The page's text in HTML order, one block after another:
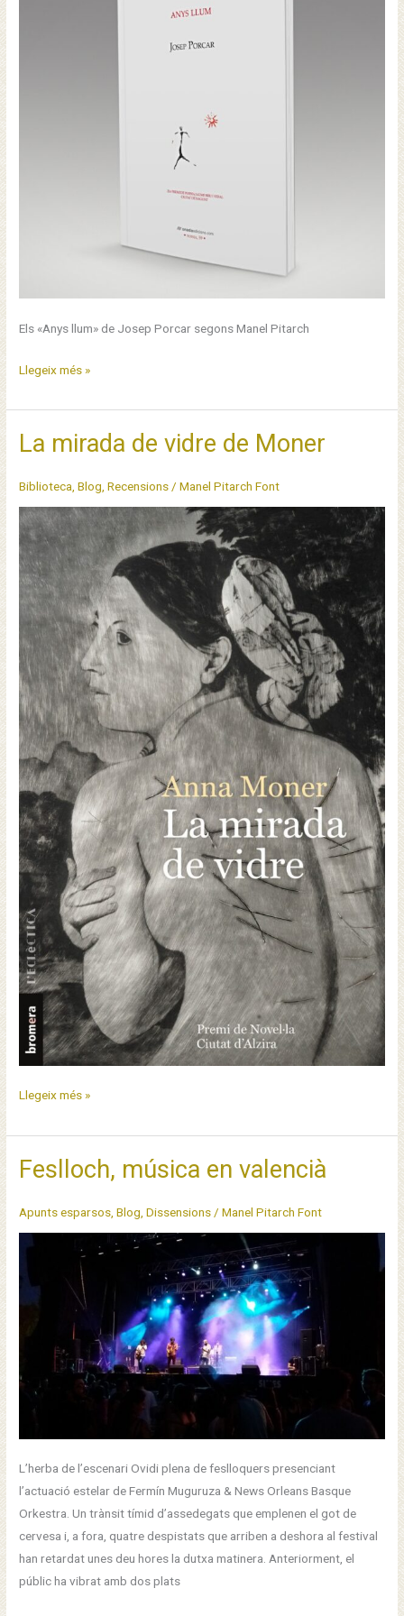
Els «Anys llum» de Josep Porcar segons Manel Pitarch
La
dels
poetes
Llegeix més »
La mirada de vidre de Moner
Biblioteca ,Blog ,Recensions /Manel Pitarch Font
La
de
vidre
Moner
Llegeix més »
Feslloch, música en valencià
Apunts esparsos ,Blog ,Dissensions /Manel Pitarch Font
L’herba de l’escenari Ovidi plena de feslloquers presenciant
l’actuació estelar de Fermín Muguruza & News Orleans Basque
Orkestra. Un trànsit tímid d’assedegats que emplenen el got de
cervesa i, a fora, quatre despistats que arriben a deshora al festival
han retardat unes deu hores la dutxa matinera. Anteriorment, el
públic ha vibrat amb dos plats